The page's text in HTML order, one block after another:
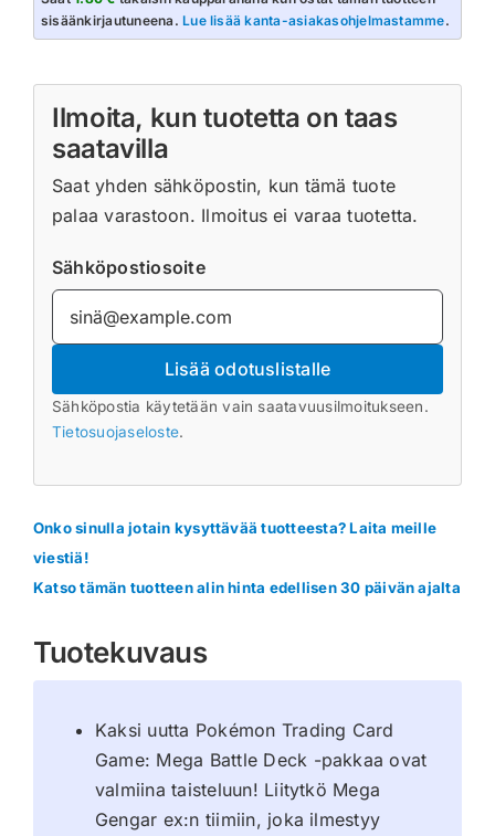
sisäänkirjautuneena.Lue lisää kanta-asiakasohjelmastamme.
Ilmoita, kun tuotetta on taas
saatavilla
Saat yhden sähköpostin, kun tämä tuote
palaa varastoon. Ilmoitus ei varaa tuotetta.
Sähköpostiosoite
Lisää odotuslistalle
Sähköpostia käytetään vain saatavuusilmoitukseen.
Tietosuojaseloste.
Onko sinulla jotain kysyttävää tuotteesta? Laita meille
viestiä!
Katso tämän tuotteen alin hinta edellisen 30 päivän ajalta
Tuotekuvaus
Kaksi uutta Pokémon Trading Card
Game: Mega Battle Deck -pakkaa ovat
valmiina taisteluun! Liitytkö Mega
Gengar ex:n tiimiin, joka ilmestyy